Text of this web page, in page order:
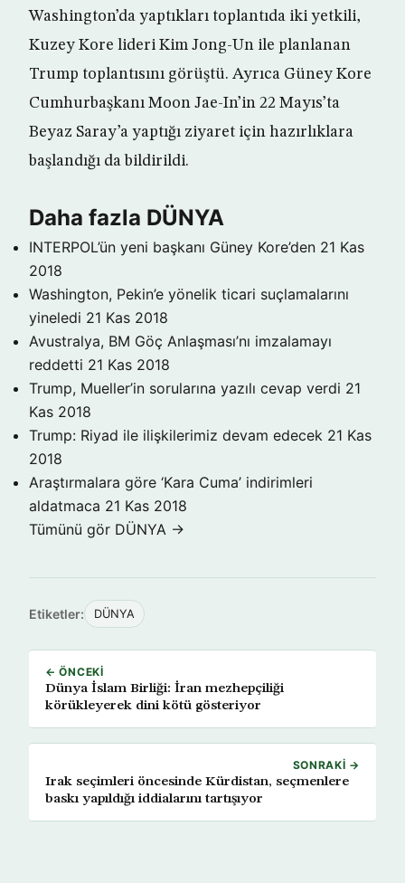
Washington’da yaptıkları toplantıda iki yetkili,
Kuzey Kore lideri Kim Jong-Un ile planlanan
Trump toplantısını görüştü. Ayrıca Güney Kore
Cumhurbaşkanı Moon Jae-In’in 22 Mayıs’ta
Beyaz Saray’a yaptığı ziyaret için hazırlıklara
başlandığı da bildirildi.
Daha fazla DÜNYA
INTERPOL’ün yeni başkanı Güney Kore’den 21 Kas
2018
Washington, Pekin’e yönelik ticari suçlamalarını
yineledi 21 Kas 2018
Avustralya, BM Göç Anlaşması’nı imzalamayı
reddetti 21 Kas 2018
Trump, Mueller’in sorularına yazılı cevap verdi 21
Kas 2018
Trump: Riyad ile ilişkilerimiz devam edecek 21 Kas
2018
Araştırmalara göre ‘Kara Cuma’ indirimleri
aldatmaca 21 Kas 2018
Tümünü gör DÜNYA →
Etiketler: DÜNYA
← ÖNCEKI
Dünya İslam Birliği: İran mezhepçiliği
körükleyerek dini kötü gösteriyor
SONRAKI →
Irak seçimleri öncesinde Kürdistan, seçmenlere
baskı yapıldığı iddialarını tartışıyor